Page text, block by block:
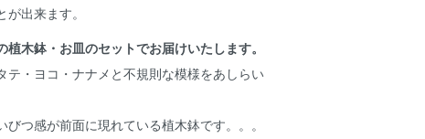
出来ます。
植木鉢・お皿のセットでお届けいたします。
テ・ヨコ・ナナメと不規則な模様をあしらい
つ感が前面に現れている植木鉢です。。。